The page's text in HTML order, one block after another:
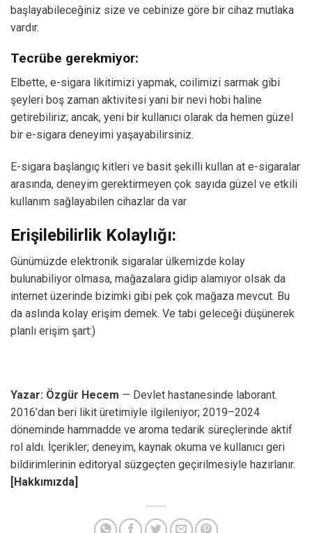
başlayabileceğiniz size ve cebinize göre bir cihaz mutlaka
vardır.
Tecrübe gerekmiyor:
Elbette, e-sigara likitimizi yapmak, coilimizi sarmak gibi
şeyleri boş zaman aktivitesi yani bir nevi hobi haline
getirebiliriz; ancak, yeni bir kullanıcı olarak da hemen güzel
bir e-sigara deneyimi yaşayabilirsiniz.
E-sigara başlangıç ​​kitleri ve basit şekilli kullan at e-sigaralar
arasında, deneyim gerektirmeyen çok sayıda güzel ve etkili
kullanım sağlayabilen cihazlar da var
Erişilebilirlik Kolaylığı:
Günümüzde elektronik sigaralar ülkemizde kolay
bulunabiliyor olmasa, mağazalara gidip alamıyor olsak da
internet üzerinde bizimki gibi pek çok mağaza mevcut. Bu
da aslında kolay erişim demek. Ve tabi geleceği düşünerek
planlı erişim şart:)
Yazar: Özgür Hecem — Devlet hastanesinde laborant.
2016’dan beri likit üretimiyle ilgileniyor; 2019–2024
döneminde hammadde ve aroma tedarik süreçlerinde aktif
rol aldı. İçerikler; deneyim, kaynak okuma ve kullanıcı geri
bildirimlerinin editoryal süzgeçten geçirilmesiyle hazırlanır.
[Hakkımızda]